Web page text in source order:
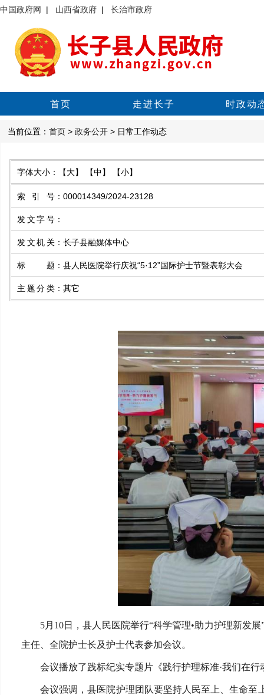
中国政府网 | 山西省政府 | 长治市政府
首页 走进长子 时政动
当前位置： 首页 > 政务公开 > 日常工作动态
字体大小： 【大】 【中】 【小】
索引号 ： 000014349/2024-23128
发文字号 ：
发文机关 ： 长子县融媒体中心
标题 ： 县人民医院举行庆祝“5·12”国际护士节暨表彰大会
主题分类 ： 其它
5月10日，县人民医院举行“科学管理•助力护理新发
主任、全院护士长及护士代表参加会议。
会议播放了践标纪实专题片《践行护理标准·我们在
会议强调，县医院护理团队要坚持人民至上、生命